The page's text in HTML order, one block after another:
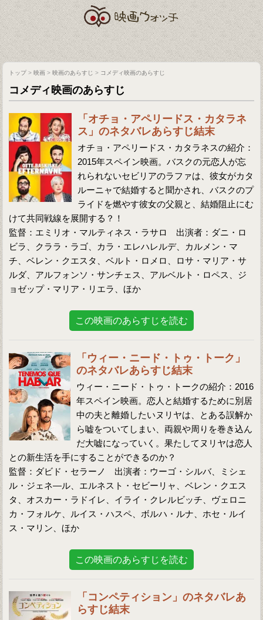
トップ>映画 >映画のあらすじ > コメディ映画のあらすじ
コメディ映画のあらすじ
「オチョ・アペリードス・カタラネ
ス」のネタバレあらすじ結末
オチョ・アペリードス・カタラネスの紹介：
2015年スペイン映画。バスクの元恋人が忘
れられないセビリアのラファは、彼女がカタ
ルーニャで結婚すると聞かされ、バスクのプ
ライドを燃やす彼女の父親と、結婚阻止にむ
けて共同戦線を展開する？！
監督：エミリオ・マルティネス・ラサロ 出演者：ダニ・ロ
ビラ、クララ・ラゴ、カラ・エレハレルデ、カルメン・マ
チ、ベレン・クエスタ、ベルト・ロメロ、ロサ・マリア・サ
ルダ、アルフォンソ・サンチェス、アルベルト・ロペス、ジ
ョゼップ・マリア・リエラ、ほか
この映画のあらすじを読む
「ウィー・ニード・トゥ・トーク」
のネタバレあらすじ結末
ウィー・ニード・トゥ・トークの紹介：2016
年スペイン映画。恋人と結婚するために別居
中の夫と離婚したいヌリヤは、とある誤解か
ら嘘をついてしまい、両親や周りを巻き込ん
だ大嘘になっていく。果たしてヌリヤは恋人
との新生活を手にすることができるのか？
監督：ダビド・セラーノ 出演者：ウーゴ・シルバ、ミシェ
ル・ジェネ―ル、エルネスト・セビーリャ、ベレン・クエス
タ、オスカー・ラドイレ、イライ・クレルビッチ、ヴェロニ
カ・フォルケ、ルイス・ハスペ、ボルハ・ルナ、ホセ・ルイ
ス・マリン、ほか
この映画のあらすじを読む
「コンペティション」のネタバレあ
らすじ結末